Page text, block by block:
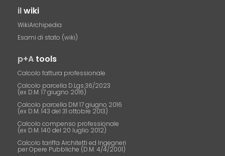
ilwiki
WikiArchipedia
Esami di stato (wiki)
p+A tools
Calcolo fattura professionale
Calcolo parcella D.Lgs.36/2023
(ex D.M. 17 giugno 2016)
Calcolo parcella DM 17 giugno 2016
(ex D.M. 143 del 31 ottobre 2013)
Calcolo compenso professionale
(ex D.M. 140 del 20 luglio 2012)
Calcolo tariffa Architetti ed Ingegneri
per Opere Pubbliche (D.M. 4/4/2001)